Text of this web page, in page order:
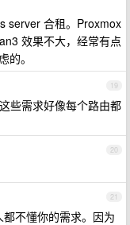
server 合租。Proxmox
效果不大，经常有点
的。
19
些需求好像每个路由都
20
21
不懂你的需求。因为